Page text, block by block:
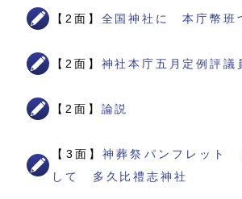
【2面】 全国神社に 本庁幣
【2面】 神社本庁五月定例評議
【2面】 論説
【3面】神葬祭パンフレット
して 多久比禮志神社